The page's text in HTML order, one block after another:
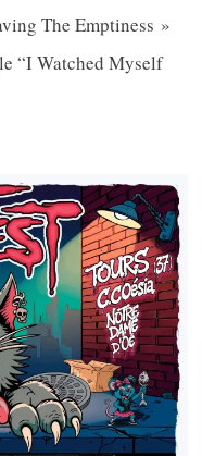
The Emptiness »
“I Watched Myself